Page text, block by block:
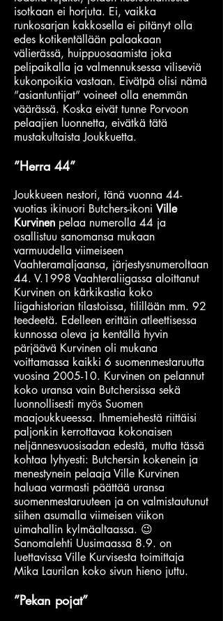
isotkaan ei horjuta. Ei, vaikka
runkosarjan kakkosella ei pitänyt olla
edes kotikentällään palaakaan
välierässä, huippuosaamista joka
pelipaikalla ja valmennuksessa viliseviä
kukonpoikia vastaan. Eivätpä olisi nämä
”asiantuntijat” voineet olla enemmän
väärässä. Koska eivät tunne Porvoon
pelaajien luonnetta, eivätkä tätä
mustakultaista Joukkuetta.
”Herra 44”
Joukkueen nestori, tänä vuonna 44-
vuotias ikinuori Butchers-ikoni Ville
Kurvinen pelaa numerolla 44 ja
osallistuu sanomansa mukaan
varmuudella viimeiseen
Vaahteramaljaansa, järjestysnumeroltaan
44. V.1998 Vaahteraliigassa aloittanut
Kurvinen on kärkikastia koko
liigahistorian tilastoissa, tilillään mm. 92
teedeetä. Edelleen erittäin atleettisessa
kunnossa oleva ja kentällä hyvin
pärjäävä Kurvinen oli mukana
voittamassa kaikki 6 suomenmestaruutta
vuosina 2005-10. Kurvinen on pelannut
koko uransa vain Butchersissa sekä
luonnollisesti myös Suomen
maajoukkueessa. Ihmemiehestä riittäisi
paljonkin kerrottavaa kokonaisen
neljännesvuosisadan edestä, mutta tässä
kohtaa lyhyesti: Butchersin kokenein ja
menestynein pelaaja Ville Kurvinen
haluaa varmasti päättää uransa
suomenmestaruuteen ja on valmistautunut
siihen asumalla viimeisen viikon
uimahallin kylmäaltaassa. 😉
Sanomalehti Uusimaassa 8.9. on
luettavissa Ville Kurvisesta toimittaja
Mika Laurilan koko sivun hieno juttu.
”Pekan pojat”